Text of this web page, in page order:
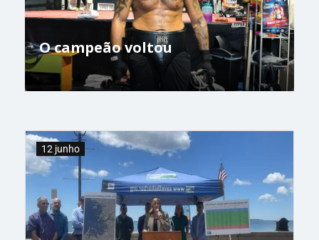
O campeão voltou
12 junho